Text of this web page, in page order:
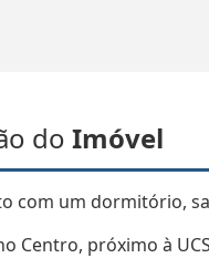
do Imóvel
com um dormitório,
Centro, próximo à